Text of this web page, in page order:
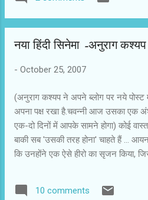
इम्तियाज़ अली की 'जब वी मेट 'रोमांटिक
फिल्म पर खर्च किया आप का एक भी पैसा
रविवार को पूरे परिवार के साथ भी आप यह
जोड़ी को इतने रोमांटिक अंदाज़ में पहले नही
नया हिंदी सिनेमा -अनुराग कश्यप
- October 25, 2007
(अनुराग कश्यप ने अपने ब्लोग पर नये पोस्ट
अपना पक्ष रखा है.चवन्नी आज उसका एक
एक-दो दिनों में आपके सामने होगा) कोई वास्तव
बाकी सब 'उसकी तरह होना' चाहते हैं …
कि उनहोंने एक ऐसे हीरो का सृजन किया,
कोशिश भी पर्याप्त है, वास्तव में बदल देना
10 comments